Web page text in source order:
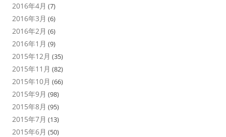
2016年4月 (7)
2016年3月 (6)
2016年2月 (6)
2016年1月 (9)
2015年12月 (35)
2015年11月 (82)
2015年10月 (66)
2015年9月 (98)
2015年8月 (95)
2015年7月 (13)
2015年6月 (50)